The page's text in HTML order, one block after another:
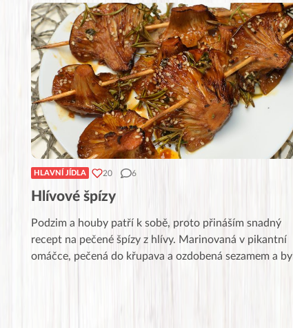
HLAVNÍ JÍDLA 20 6
Hlívové špízy
Podzim a houby patří k sobě, proto přináším snadný
recept na pečené špízy z hlívy. Marinovaná v pikantní
omáčce, pečená do křupava a ozdobená sezamem a byl